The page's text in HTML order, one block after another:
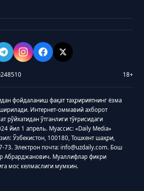
18+
фойдаланиш фақат таҳририятнинг ёзма
Интернет-оммавий ахборот
рўйхатидан ўтганлиги тўғрисидаги
йил 1 апрель. Муассис: «Daily Media»
Ўзбекистон, 100180, Тошкент шаҳри,
73. Электрон почта: info@uzdaily.com. Бош
Абрарджанович. Муаллифлар фикри
мос келмаслиги мумкин.